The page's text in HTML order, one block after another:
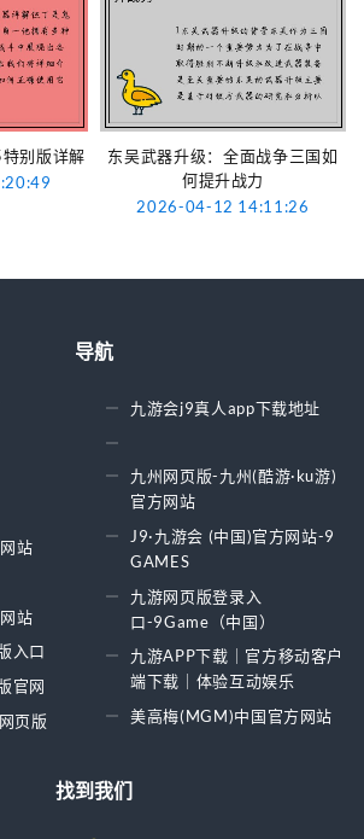
别版详解
东吴武器升级：全面战争三国如
何提升战力
2026-04-12 14:11:26
导航
站
站
入口
官网
页版
九游会j9真人app下载地址
九州网页版-九州(酷游·ku游)
官方网站
J9·九游会 (中国)官方网站-9
GAMES
九游网页版登录入
口-9Game（中国）
九游APP下载｜官方移动客户
端下载｜体验互动娱乐
美高梅(MGM)中国官方网站
找到我们